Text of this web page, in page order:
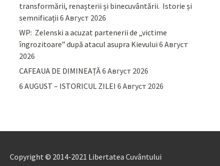
transformării, renașterii și binecuvântării. Istorie și
semnificații 6 Август 2026
WP: Zelenski a acuzat partenerii de „victime
îngrozitoare” după atacul asupra Kievului 6 Август
2026
CAFEAUA DE DIMINEAȚĂ6 Август 2026
6 AUGUST – ISTORICUL ZILEI 6 Август 2026
Copyright © 2014-2021 Libertatea Cuvântului